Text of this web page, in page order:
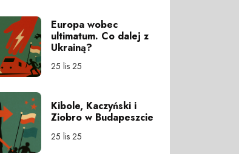
Europa wobec
ultimatum. Co dalej z
Ukrainą?
25 lis 25
Kibole, Kaczyński i
Ziobro w Budapeszcie
25 lis 25